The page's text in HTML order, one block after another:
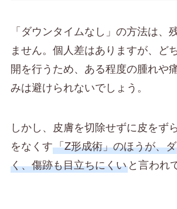
「ダウンタイムなし」の方法は、
ません。個人差はありますが、ど
開を行うため、ある程度の腫れや
みは避けられないでしょう。
しかし、皮膚を切除せずに皮をず
をなくす「Z形成術」のほうが、
く、傷跡も目立ちにくいと言われ